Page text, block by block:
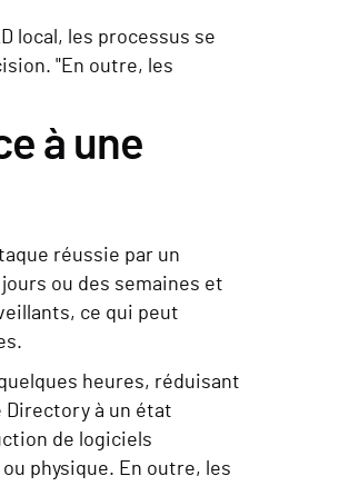
local, les processus se
"En outre, les
à une
réussie par un
ou des semaines et
ce qui peut
heures, réduisant
Directory à un état
de logiciels
physique. En outre, les